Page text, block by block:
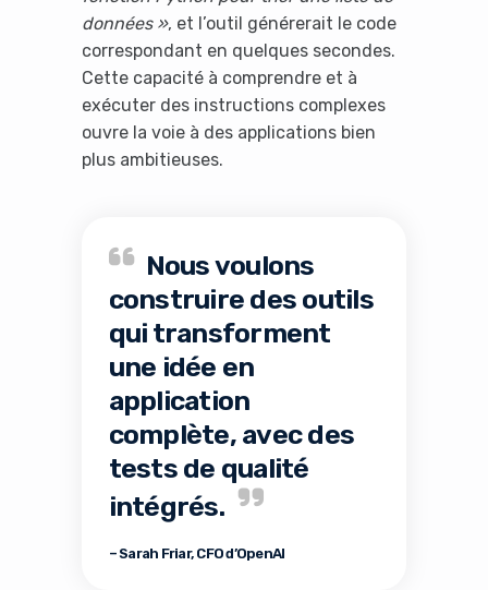
données », et l’outil générerait le code
correspondant en quelques secondes.
Cette capacité à comprendre et à
exécuter des instructions complexes
ouvre la voie à des applications bien
plus ambitieuses.
Nous voulons
construire des outils
qui transforment
une idée en
application
complète, avec des
tests de qualité
intégrés.
– Sarah Friar, CFO d’OpenAI